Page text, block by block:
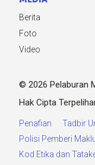
Berita
Foto
Video
© 2026 Pelaburan
Hak Cipta
Penafian Tadbir
Polisi Pemberi
Kod Etika dan